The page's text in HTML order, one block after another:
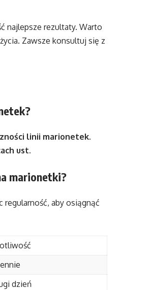
najlepsze rezultaty. Warto
Zawsze konsultuj się z
linii marionetek.
ust.
marionetki?
aby osiągnąć
dzień